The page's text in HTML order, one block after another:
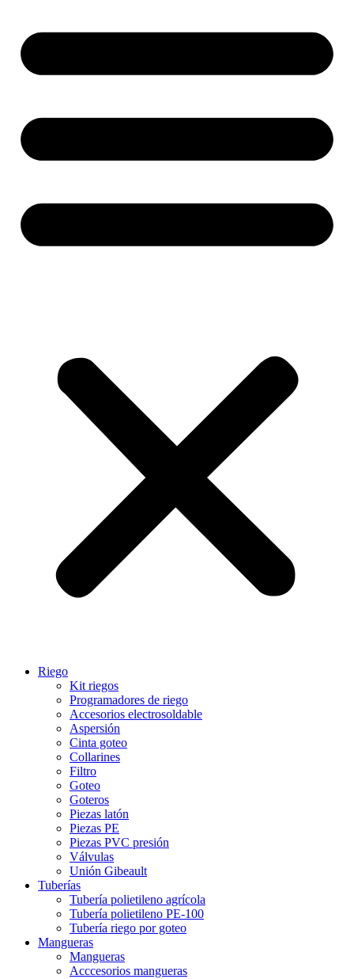
Riego
Kit riegos
Programadores de riego
Accesorios electrosoldable
Aspersión
Cinta goteo
Collarines
Filtro
Goteo
Goteros
Piezas latón
Piezas PE
Piezas PVC presión
Válvulas
Unión Gibeault
Tuberías
Tubería polietileno agrícola
Tubería polietileno PE-100
Tubería riego por goteo
Mangueras
Mangueras
Acccesorios mangueras